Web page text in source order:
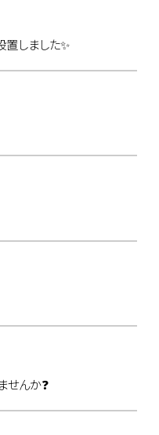
置しました✨
せんか❓